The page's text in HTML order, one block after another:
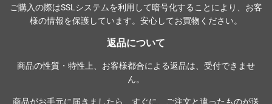
ご購入の際はSSLシステムを利用して暗号化することにより、お客
様の情報を保護しています。安心してお買物ください。
返品について
商品の性質・特性上、お客様都合による返品は、受付できませ
ん。
商品がお手元に届きましたら、すぐに、ご注文と違ったものが送